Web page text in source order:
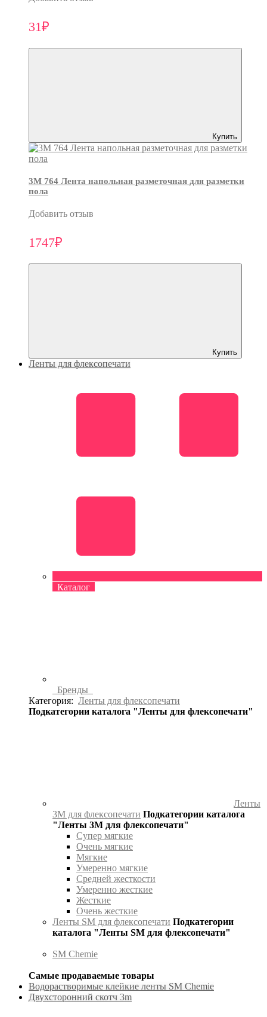
31₽
Купить
3M 764 Лента напольная разметочная для разметки
пола
Добавить отзыв
1747₽
Купить
Ленты для флексопечати
Каталог
Бренды
Категория: Ленты для флексопечати
Подкатегории каталога "Ленты для флексопечати"
Ленты
3М для флексопечати Подкатегории каталога
"Ленты 3М для флексопечати"
Супер мягкие
Очень мягкие
Мягкие
Умеренно мягкие
Средней жесткости
Умеренно жесткие
Жесткие
Очень жесткие
Ленты SM для флексопечати Подкатегории
каталога "Ленты SM для флексопечати"
SM Chemie
Самые продаваемые товары
Водорастворимые клейкие ленты SM Chemie
Двухсторонний скотч 3m